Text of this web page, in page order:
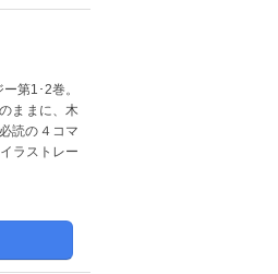
第1･2巻。
ままに、木
読の４コマ
ラストレー